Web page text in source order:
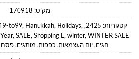
מק"ט: 170918
קטגוריות: 2425
,
to99, Hanukkah, Holidays,
, SALE, ShoppingIL, winter, WINTER SALE
חגים,יום העצמאות, כפפות, מותגים,פסח 2026